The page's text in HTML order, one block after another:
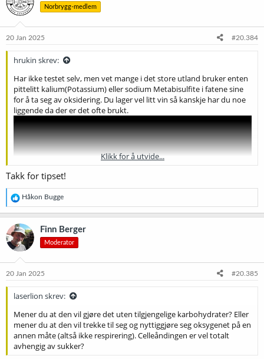
j
o
e
Norbrygg-medlem
20 Jan 2025 #20.384
hrukin skrev:
Har ikke testet selv, men vet mange i det store utland bruker enten
pittelitt kalium(Potassium) eller sodium Metabisulfite i fatene sine
for å ta seg av oksidering. Du lager vel litt vin så kanskje har du noe
liggende da der er det ofte brukt.
Klikk for å utvide...
Takk for tipset!
R
e
a
k
s
j
o
e
Håkon Bugge
Finn Berger
Moderator
20 Jan 2025 #20.385
laserlion skrev:
Mener du at den vil gjøre det uten tilgjengelige karbohydrater? Eller
mener du at den vil trekke til seg og nyttiggjøre seg oksygenet på en
annen måte (altså ikke respirering). Celleåndingen er vel totalt
avhengig av sukker?